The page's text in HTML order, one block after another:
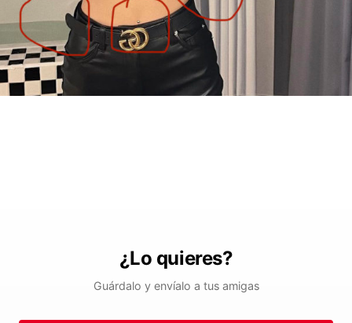
¿Lo quieres?
Guárdalo y envíalo a tus amigas